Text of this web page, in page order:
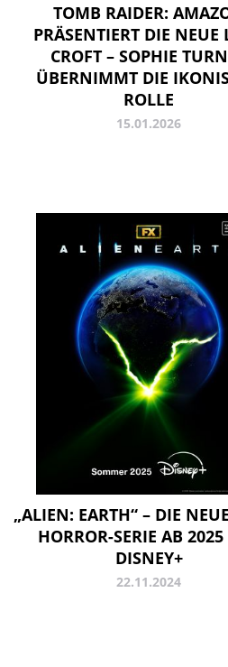
TOMB RAIDER:
PRÄSENTIERT DIE NEUE
CROFT – SOPHIE
ÜBERNIMMT DIE
ROLLE
15.01.2026
„ALIEN: EARTH“ – DIE
HORROR-SERIE AB
DISNEY+
22.11.2024